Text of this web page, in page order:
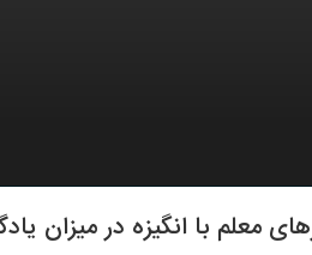
معلم با انگیزه در میزان